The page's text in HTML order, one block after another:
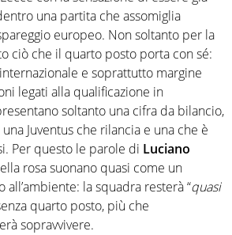
passione e professione. Per Virgilio
e scandaglia l'universo
per antonomasia
una partita che assomiglia
europeo. Non soltanto per la
ciò che il quarto posto porta con sé:
e soprattutto margine
legati alla qualificazione in
soltanto una cifra da bilancio,
Juventus che rilancia e una che è
Per questo le parole di Luciano
rosa suonano quasi come un
all’ambiente: la squadra resterà “quasi
quarto posto, più che
sopravvivere.